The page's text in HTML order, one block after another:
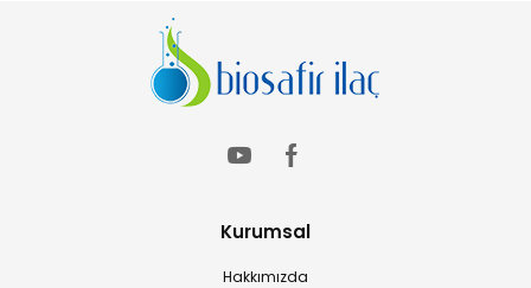
Kurumsal
Hakkımızda